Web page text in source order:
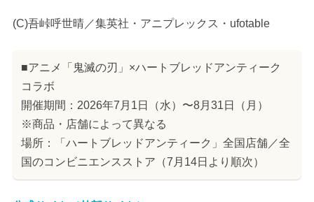
(C)吾峠呼世晴／集英社・アニプレックス・ufotable
■アニメ「鬼滅の刃」×ハートブレッドアンティーク
コラボ
開催期間：2026年7月1日（水）〜8月31日（月）
※商品・店舗によって異なる
場所：「ハートブレッドアンティーク」全国店舗／全
国のコンビニエンスストア（7月14日より順次）